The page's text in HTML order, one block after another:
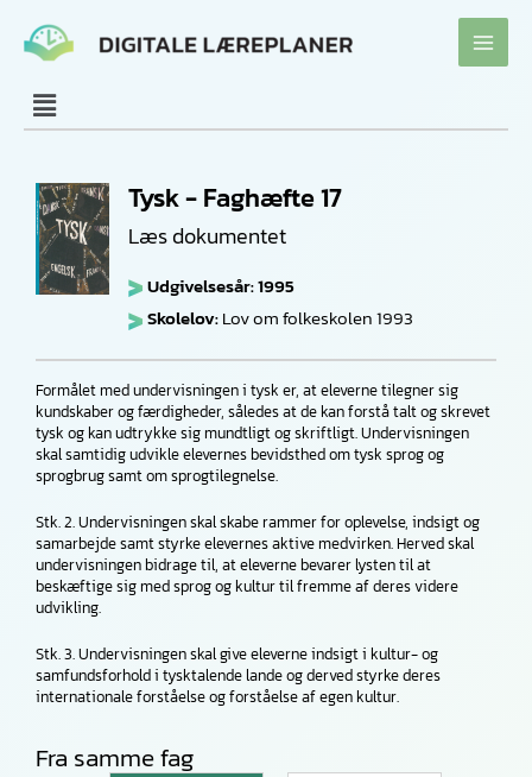
Fra samme fag
Tysk - Faghæfte 17
Læs dokumentet
Udgivelsesår: 1995
Skolelov:Lov om folkeskolen 1993
Formålet med undervisningen i tysk er, at eleverne tilegner sig
kundskaber og færdigheder, således at de kan forstå talt og skrevet
tysk og kan udtrykke sig mundtligt og skriftligt. Undervisningen
skal samtidig udvikle elevernes bevidsthed om tysk sprog og
sprogbrug samt om sprogtilegnelse.
Stk. 2. Undervisningen skal skabe rammer for oplevelse, indsigt og
samarbejde samt styrke elevernes aktive medvirken. Herved skal
undervisningen bidrage til, at eleverne bevarer lysten til at
beskæftige sig med sprog og kultur til fremme af deres videre
udvikling.
Stk. 3. Undervisningen skal give eleverne indsigt i kultur- og
samfundsforhold i tysktalende lande og derved styrke deres
internationale forståelse og forståelse af egen kultur.